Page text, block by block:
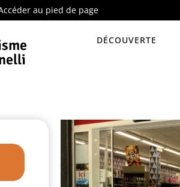
au pied de page
DÉCOUVERTE